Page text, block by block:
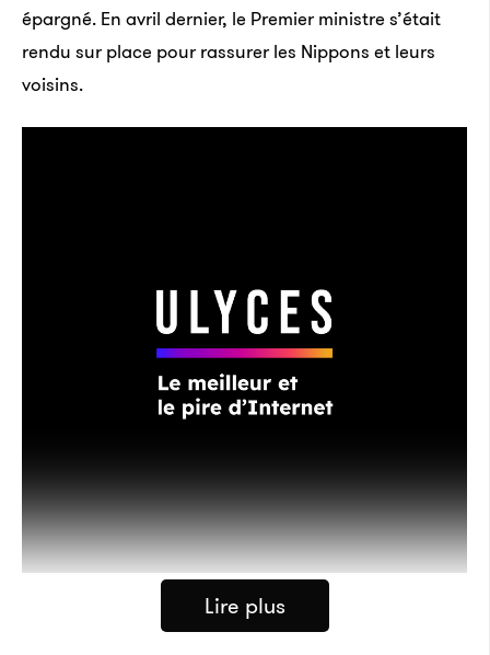
épargné. En avril dernier, le Premier ministre s’était
rendu sur place pour rassurer les Nippons et leurs
voisins.
Les conséquences du typhon Faxai à Yokosuka
Lire plus